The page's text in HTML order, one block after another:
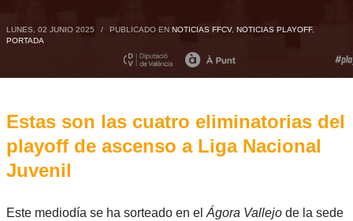
LUNES, 02 JUNIO 2025 / PUBLICADO EN NOTICIAS FFCV, NOTICIAS PLAYOFF,
PORTADA
Estas son las cuatro eliminatorias del
playoff de ascenso a Liga Nacional
Juvenil
Este mediodía se ha sorteado en el Ágora Vallejode la sede